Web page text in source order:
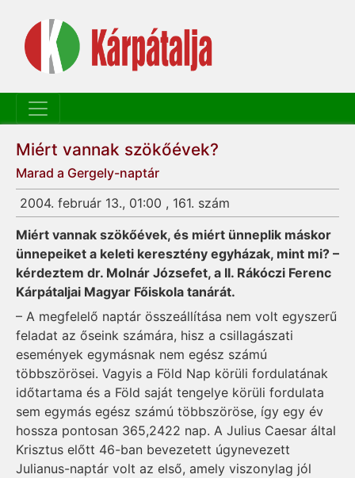
Miért vannak szökőévek?
Marad a Gergely-naptár
2004. február 13., 01:00 , 161. szám
Miért vannak szökőévek, és miért ünneplik máskor
ünnepeiket a keleti keresztény egyházak, mint mi? –
kérdeztem dr. Molnár Józsefet, a II. Rákóczi Ferenc
Kárpátaljai Magyar Főiskola tanárát.
– A megfelelő naptár összeállítása nem volt egyszerű
feladat az őseink számára, hisz a csillagászati
események egymásnak nem egész számú
többszörösei. Vagyis a Föld Nap körüli fordulatának
időtartama és a Föld saját tengelye körüli fordulata
sem egymás egész számú többszöröse, így egy év
hossza pontosan 365,2422 nap. A Julius Caesar által
Krisztus előtt 46-ban bevezetett úgynevezett
Julianus-naptár volt az első, amely viszonylag jól